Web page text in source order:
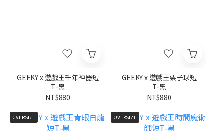
GEEKY x 遊戲王千年神器短
T-黑
NT$880
GEEKY x 遊戲王栗子球短
T-黑
NT$880
OVERSIZE OVERSIZE